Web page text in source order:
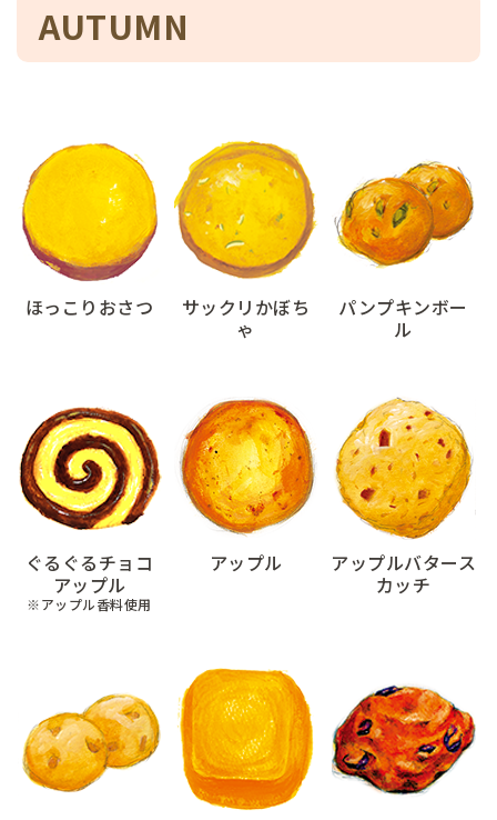
AUTUMN
ほっこりおさつ
サックリかぼち
ゃ
パンプキンボー
ル
ぐるぐるチョコ
アップル
※アップル香料使用
アップル
アップルバタース
カッチ